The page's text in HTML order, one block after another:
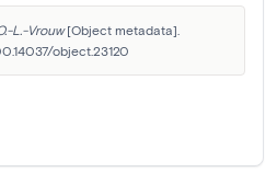
L.-Vrouw [Object metadata].
object.23120